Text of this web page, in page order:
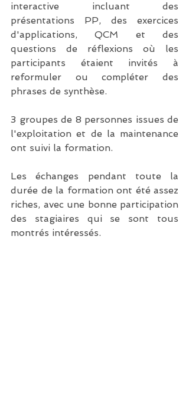
interactive incluant des
présentations PP, des exercices
d'applications, QCM et des
questions de réflexions où les
participants étaient invités à
reformuler ou compléter des
phrases de synthèse.
3 groupes de 8 personnes issues de
l'exploitation et de la maintenance
ont suivi la formation.
Les échanges pendant toute la
durée de la formation ont été assez
riches, avec une bonne participation
des stagiaires qui se sont tous
montrés intéressés.